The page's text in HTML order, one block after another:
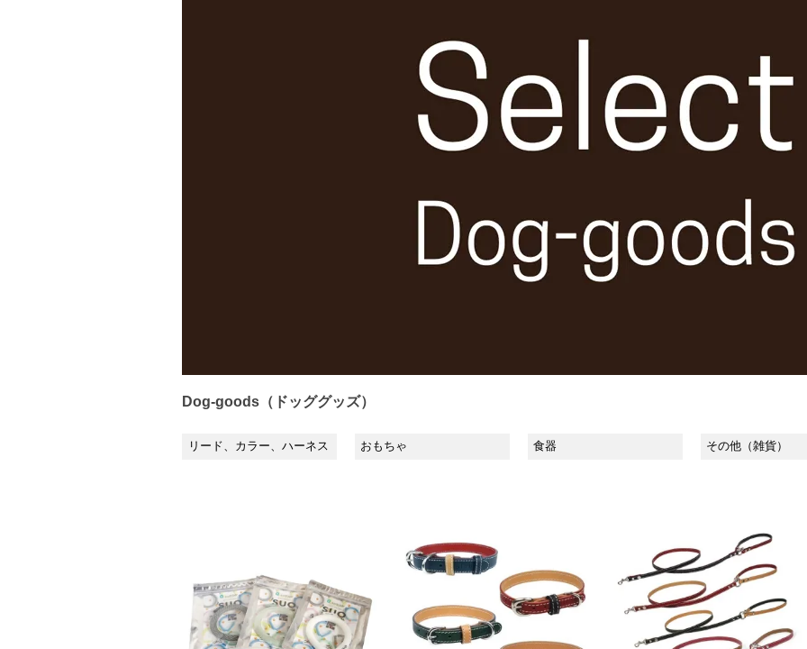
Dog-goods（ドッググッズ）
リード、カラー、ハーネス おもちゃ 食器 その他（雑貨）